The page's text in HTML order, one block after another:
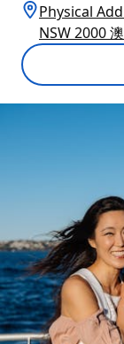
Physical
NSW 2000